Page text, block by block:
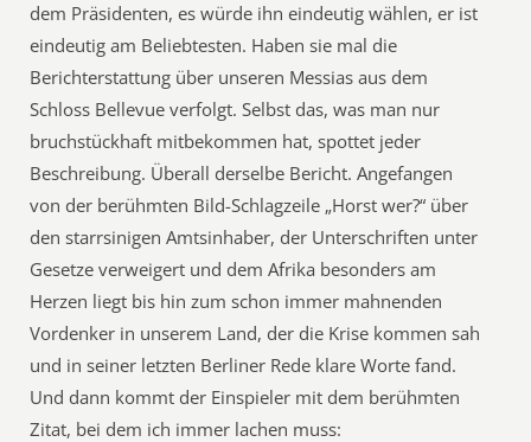
dem Präsidenten, es würde ihn eindeutig wählen, er ist
eindeutig am Beliebtesten. Haben sie mal die
Berichterstattung über unseren Messias aus dem
Schloss Bellevue verfolgt. Selbst das, was man nur
bruchstückhaft mitbekommen hat, spottet jeder
Beschreibung. Überall derselbe Bericht. Angefangen
von der berühmten Bild-Schlagzeile „Horst wer?“ über
den starrsinigen Amtsinhaber, der Unterschriften unter
Gesetze verweigert und dem Afrika besonders am
Herzen liegt bis hin zum schon immer mahnenden
Vordenker in unserem Land, der die Krise kommen sah
und in seiner letzten Berliner Rede klare Worte fand.
Und dann kommt der Einspieler mit dem berühmten
Zitat, bei dem ich immer lachen muss: